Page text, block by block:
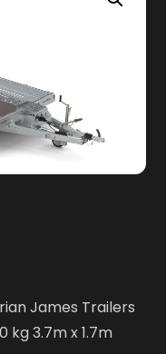
James Trailers
kg 3.7m x 1.7m